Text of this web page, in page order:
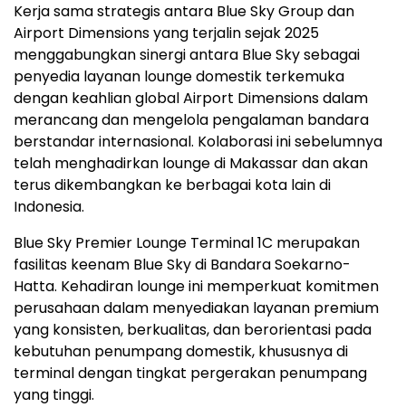
Kerja sama strategis antara Blue Sky Group dan
Airport Dimensions yang terjalin sejak 2025
menggabungkan sinergi antara Blue Sky sebagai
penyedia layanan lounge domestik terkemuka
dengan keahlian global Airport Dimensions dalam
merancang dan mengelola pengalaman bandara
berstandar internasional. Kolaborasi ini sebelumnya
telah menghadirkan lounge di Makassar dan akan
terus dikembangkan ke berbagai kota lain di
Indonesia.
Blue Sky Premier Lounge Terminal 1C merupakan
fasilitas keenam Blue Sky di Bandara Soekarno-
Hatta. Kehadiran lounge ini memperkuat komitmen
perusahaan dalam menyediakan layanan premium
yang konsisten, berkualitas, dan berorientasi pada
kebutuhan penumpang domestik, khususnya di
terminal dengan tingkat pergerakan penumpang
yang tinggi.